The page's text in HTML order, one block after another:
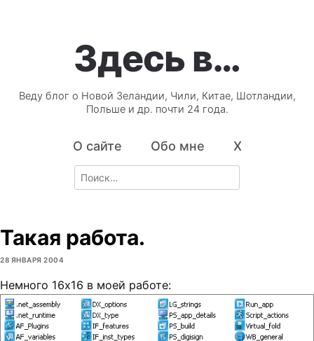
Здесь в…
Веду блог о Новой Зеландии, Чили, Китае, Шотландии,
Польше и др. почти 24 года.
О сайте Обо мне X
Search
for:
Такая работа.
28 ЯНВАРЯ 2004
Немного 16х16 в моей работе: